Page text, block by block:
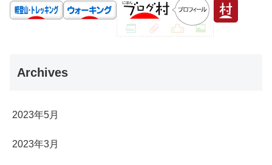
Archives
2023年5月
2023年3月